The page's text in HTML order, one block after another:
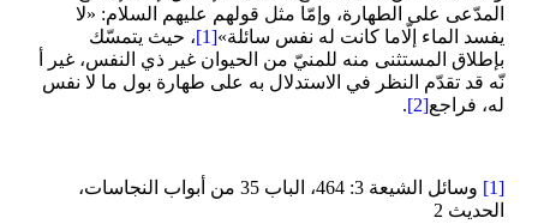
المدّعى‏ على الطهارة، وإمّا مثل قولهم عليهم السلام: «لا
يفسد الماء إلّاما كانت له نفس سائلة»[1]
، حيث يتمسّك
بإطلاق المستثنى منه للمنيّ من الحيوان غير ذي النفس، غير أ
نّه قد تقدّم النظر في الاستدلال به على طهارة بول ما لا نفس
له، فراجع‏[2]
.
[1]
وسائل الشيعة 3: 464، الباب 35 من أبواب النجاسات،
الحديث 2